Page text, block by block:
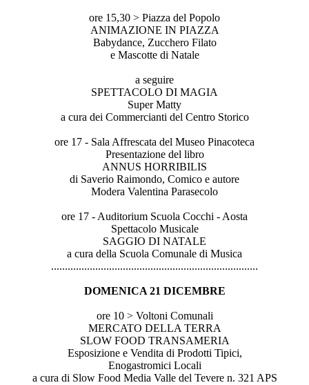
ore 15,30 > Piazza del Popolo
ANIMAZIONE IN PIAZZA
Babydance, Zucchero Filato
e Mascotte di Natale
a seguire
SPETTACOLO DI MAGIA
Super Matty
a cura dei Commercianti del Centro Storico
ore 17 - Sala Affrescata del Museo Pinacoteca
Presentazione del libro
ANNUS HORRIBILIS
di Saverio Raimondo, Comico e autore
Modera Valentina Parasecolo
ore 17 - Auditorium Scuola Cocchi - Aosta
Spettacolo Musicale
SAGGIO DI NATALE
a cura della Scuola Comunale di Musica
...........................................................................
DOMENICA 21 DICEMBRE
ore 10 > Voltoni Comunali
MERCATO DELLA TERRA
SLOW FOOD TRANSAMERIA
Esposizione e Vendita di Prodotti Tipici,
Enogastromici Locali
a cura di Slow Food Media Valle del Tevere n. 321 APS